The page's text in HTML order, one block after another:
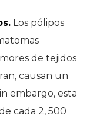
Los pólipos
de tejidos
causan un
embargo, esta
cada 2, 500